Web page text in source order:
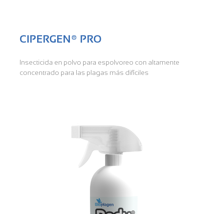
CIPERGEN® PRO
Insecticida en polvo para espolvoreo con altamente
concentrado para las plagas más difíciles